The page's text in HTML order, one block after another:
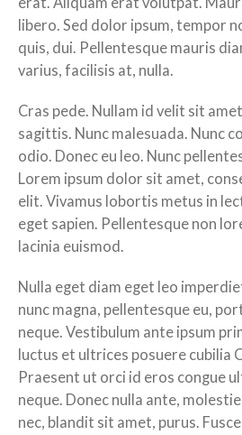
libero. Sed dolor ipsum, tempor
quis, dui. Pellentesque mauris
varius, facilisis at, nulla.
Cras pede. Nullam id velit sit
sagittis. Nunc malesuada. Nunc
odio. Donec eu leo. Nunc
Lorem ipsum dolor sit amet,
elit. Vivamus lobortis metus in
eget sapien. Pellentesque non
lacinia euismod.
Nulla eget diam eget leo
nunc magna, pellentesque eu,
neque. Vestibulum ante ipsum
luctus et ultrices posuere cubilia
Praesent ut orci id eros congue
neque. Donec nulla ante,
nec, blandit sit amet, purus.